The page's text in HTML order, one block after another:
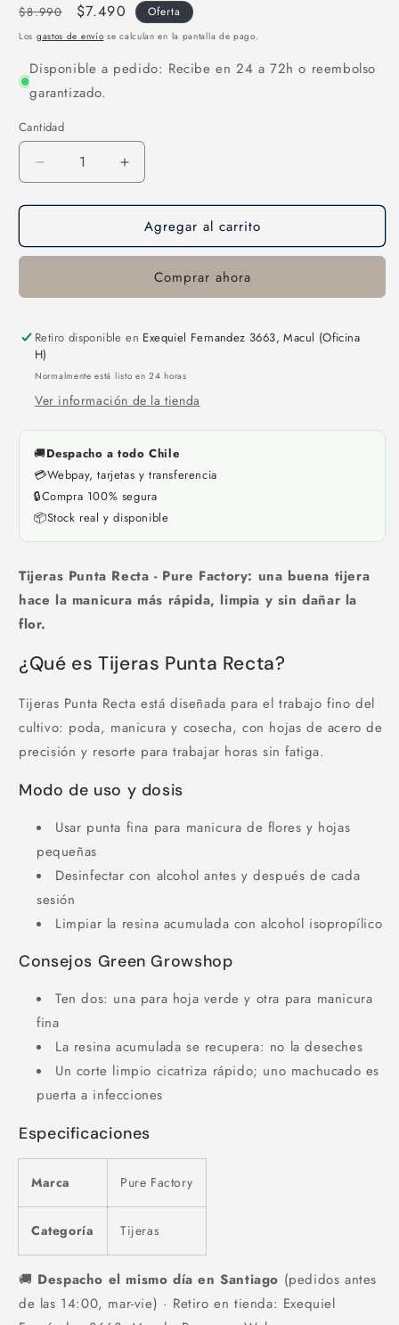
Precio
habitual
$8.990
Precio
de
$7.490 Oferta
Los gastos de envío se calculan en la pantalla de pago.
Disponible a pedido: Recibe en 24 a 72h o reembolso
garantizado.
Cantidad
Reducir
cantidad
para
Punta
Pure
Aumentar
cantidad
para
Tijeras
Punta
Pure
Agregar al carrito
Comprar ahora
Retiro disponible en Exequiel Fernandez 3663, Macul (Oficina
H)
Normalmente está listo en 24 horas
Ver información de la tienda
🚚Despacho a todo Chile
💳Webpay, tarjetas y transferencia
🔒Compra 100% segura
📦Stock real y disponible
Tijeras Punta Recta - Pure Factory: una buena tijera
hace la manicura más rápida, limpia y sin dañar la
flor.
¿Qué es Tijeras Punta Recta?
Tijeras Punta Recta está diseñada para el trabajo fino del
cultivo: poda, manicura y cosecha, con hojas de acero de
precisión y resorte para trabajar horas sin fatiga.
Modo de uso y dosis
Usar punta fina para manicura de flores y hojas
pequeñas
Desinfectar con alcohol antes y después de cada
sesión
Limpiar la resina acumulada con alcohol isopropílico
Consejos Green Growshop
Ten dos: una para hoja verde y otra para manicura
fina
La resina acumulada se recupera: no la deseches
Un corte limpio cicatriza rápido; uno machucado es
puerta a infecciones
Especificaciones
Marca Pure Factory
Categoría Tijeras
🚚 Despacho el mismo día en Santiago (pedidos antes
de las 14:00, mar-vie) · Retiro en tienda: Exequiel